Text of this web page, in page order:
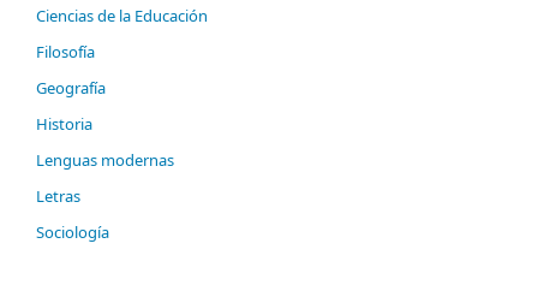
Ciencias de la Educación
Filosofía
Geografía
Historia
Lenguas modernas
Letras
Sociología